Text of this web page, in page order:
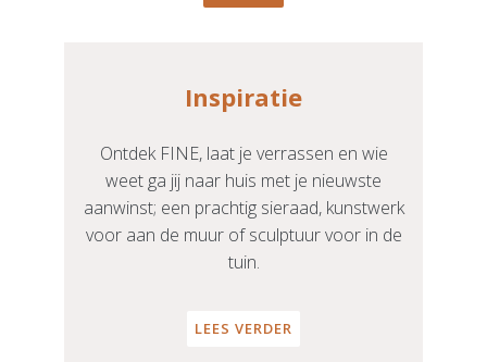
Inspiratie
Ontdek FINE, laat je verrassen en wie
weet ga jij naar huis met je nieuwste
aanwinst; een prachtig sieraad, kunstwerk
voor aan de muur of sculptuur voor in de
tuin.
LEES VERDER